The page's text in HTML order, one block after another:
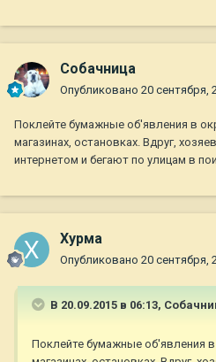
Собачница
Опубликовано 20 сентября,
Поклейте бумажные об'явления в
магазинах, остановках. Вдруг,
интернетом и бегают по улицам в
Хурма
Опубликовано 20 сентября,
В 20.09.2015 в 06:13,
Поклейте бумажные об'явления в